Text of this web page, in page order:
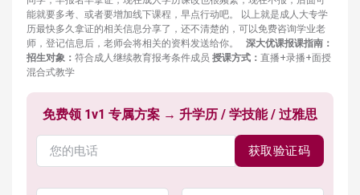
能就要多考、或者要增加线下课程，早点行动吧。 以上就是成人大专学
历最快多久拿证的相关信息分享了，还不清楚的，可以免费咨询学业老
师，登记信息后，老师会将相关的资料发送给你。 深大优课报课指南：
招生对象： 符合成人继续教育报考条件成员 授课方式： 直播+录播+面授
混合式教学
免费领 1v1 专属方案 → 升学历 / 学技能 / 过雅思
获取验证码